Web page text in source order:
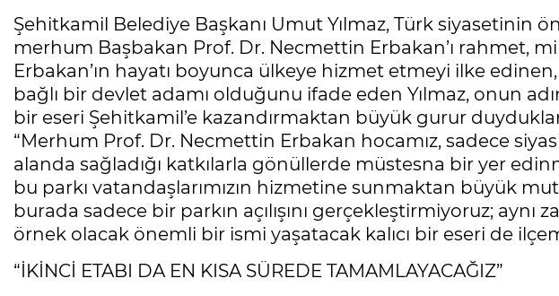
Şehitkamil Belediye Başkanı Umut Yılmaz, Türk siyasetinin
merhum Başbakan Prof. Dr. Necmettin Erbakan’ı rahmet,
Erbakan’ın hayatı boyunca ülkeye hizmet etmeyi ilke
bağlı bir devlet adamı olduğunu ifade eden Yılmaz, onun
bir eseri Şehitkamil’e kazandırmaktan büyük gurur
“Merhum Prof. Dr. Necmettin Erbakan hocamız, sadece
alanda sağladığı katkılarla gönüllerde müstesna bir yer
bu parkı vatandaşlarımızın hizmetine sunmaktan büyük
burada sadece bir parkın açılışını gerçekleştirmiyoruz; aynı
örnek olacak önemli bir ismi yaşatacak kalıcı bir eseri de
“İKİNCİ ETABI DA EN KISA SÜREDE TAMAMLAYACAĞIZ”